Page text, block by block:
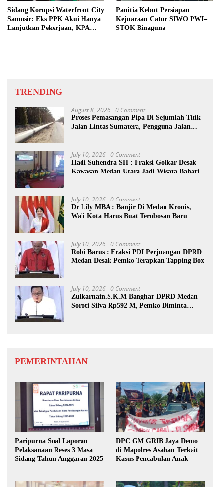
Sidang Korupsi Waterfront City
Samosir: Eks PPK Akui Hanya
Lanjutkan Pekerjaan, KPA
Panitia Kebut Persiapan
Kejuaraan Catur SIWO PWI–
STOK Binaguna
TRENDING
August 8, 2026 0 Comment
Proses Pemasangan Pipa Di Sejumlah Titik
Jalan Lintas Sumatera, Pengguna Jalan
July 10, 2026 0 Comment
Hadi Suhendra SH : Fraksi Golkar Desak
Kawasan Medan Utara Jadi Wisata Bahari
July 10, 2026 0 Comment
Dr Lily MBA : Banjir Di Medan Kronis,
Wali Kota Harus Buat Terobosan Baru
July 10, 2026 0 Comment
Robi Barus : Fraksi PDI Perjuangan DPRD
Medan Desak Pemko Terapkan Tapping Box
July 10, 2026 0 Comment
Zulkarnain.S.K.M Banghar DPRD Medan
Soroti Silva Rp592 M, Pemko Diminta
PEMERINTAHAN
Paripurna Soal Laporan
Pelaksanaan Reses 3 Masa
Sidang Tahun Anggaran 2025
DPC GM GRIB Jaya Demo
di Mapolres Asahan Terkait
Kasus Pencabulan Anak